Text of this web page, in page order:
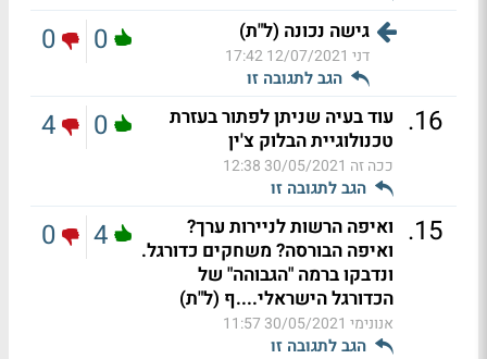
גישה נכונה (ל"ת)
דני 12/07/2021 17:42
הגב לתגובה זו
0
0
16
. עוד בעיה שניתן לפתור בעזרת
טכנולוגיית הבלוק צ'ין
ככה זה 30/05/2021 12:38
הגב לתגובה זו
0
4
15
. ואיפה הרשות לניירות ערך?
ואיפה הבורסה? משחקים כדורגל.
ונדבקו ברמה "הגבוהה" של
הכדורגל הישראלי....ף (ל"ת)
אנונימי 30/05/2021 11:57
הגב לתגובה זו
4
0